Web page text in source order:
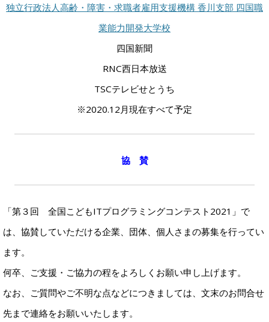
独立行政法人高齢・障害・求職者雇用支援機構 香川支部 四国職
業能力開発大学校
四国新聞
RNC西日本放送
TSCテレビせとうち
※2020.12月現在すべて予定
協 賛
「第３回 全国こどもITプログラミングコンテスト2021」で
は、協賛していただける企業、団体、個人さまの募集を行ってい
ます。
何卒、ご支援・ご協力の程をよろしくお願い申し上げます。
なお、ご質問やご不明な点などにつきましては、文末のお問合せ
先まで連絡をお願いいたします。